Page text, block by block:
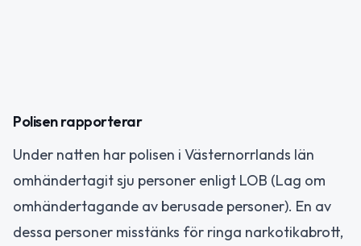
Polisen rapporterar
Under natten har polisen i Västernorrlands län
omhändertagit sju personer enligt LOB (Lag om
omhändertagande av berusade personer). En av
dessa personer misstänks för ringa narkotikabrott,